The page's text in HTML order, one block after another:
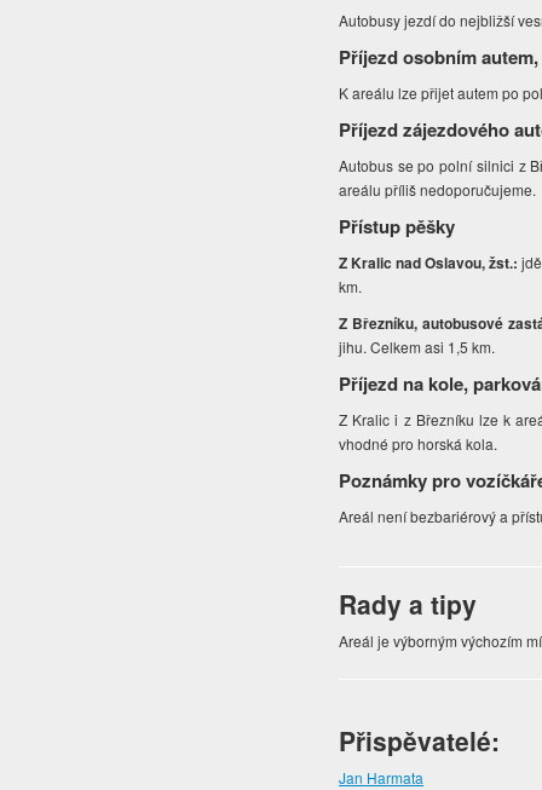
Autobusy jezdí do nejbližší
Příjezd osobním
K areálu lze přijet autem po
Příjezd zájezdového
Autobus se po polní silnici z
areálu příliš nedoporučujeme.
Přístup pěšky
Z Kralic nad Oslavou, žst.:
km.
Z Březníku, autobusové
jihu. Celkem asi 1,5 km.
Příjezd na kole,
Z Kralic i z Březníku lze k
vhodné pro horská kola.
Poznámky pro
Areál není bezbariérový a
Rady a tipy
Areál je výborným výchozím
Přispěvatelé:
Jan Harmata